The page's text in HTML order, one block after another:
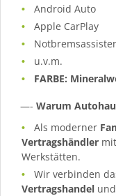
Android Auto
Apple CarPlay
u.v.m.
FARBE:
—- Warum
Als moderner
Vertragshändler
Werkstätten.
Wir verbinden
Vertragshandel